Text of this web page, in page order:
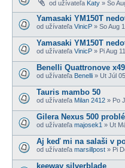
od užívateľa Katy » So
Yamasaki YM150T
od užívateľa VinicP » So Aug
Yamasaki YM150T
od užívateľa VinicP » Pi Aug
Benelli Quattronove
od užívateľa Benelli » Ut Júl
Tauris mambo 50
od užívateľa Milan 2412 » Po
Gilera Nexus 500
od užívateľa majosek1 » Ut
Aj keď mi na salaši v
od užívateľa marsillpost » Pi
keeway silverblade